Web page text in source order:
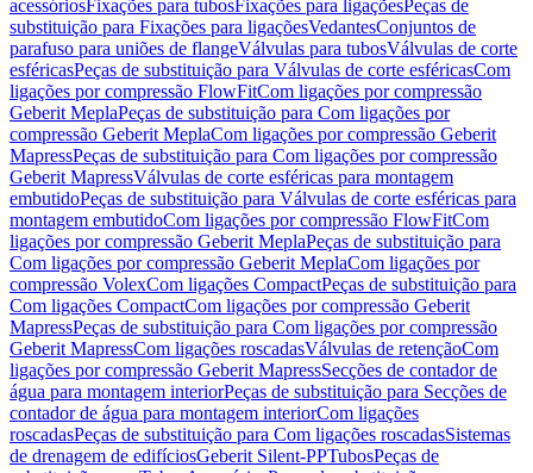
acessóriosFixações para tubosFixações para ligaçõesPeças de
substituição para Fixações para ligaçõesVedantesConjuntos de
parafuso para uniões de flangeVálvulas para tubosVálvulas de corte
esféricasPeças de substituição para Válvulas de corte esféricasCom
ligações por compressão FlowFitCom ligações por compressão
Geberit MeplaPeças de substituição para Com ligações por
compressão Geberit MeplaCom ligações por compressão Geberit
MapressPeças de substituição para Com ligações por compressão
Geberit MapressVálvulas de corte esféricas para montagem
embutidoPeças de substituição para Válvulas de corte esféricas para
montagem embutidoCom ligações por compressão FlowFitCom
ligações por compressão Geberit MeplaPeças de substituição para
Com ligações por compressão Geberit MeplaCom ligações por
compressão VolexCom ligações CompactPeças de substituição para
Com ligações CompactCom ligações por compressão Geberit
MapressPeças de substituição para Com ligações por compressão
Geberit MapressCom ligações roscadasVálvulas de retençãoCom
ligações por compressão Geberit MapressSecções de contador de
água para montagem interiorPeças de substituição para Secções de
contador de água para montagem interiorCom ligações
roscadasPeças de substituição para Com ligações roscadasSistemas
de drenagem de edifíciosGeberit Silent-PPTubosPeças de